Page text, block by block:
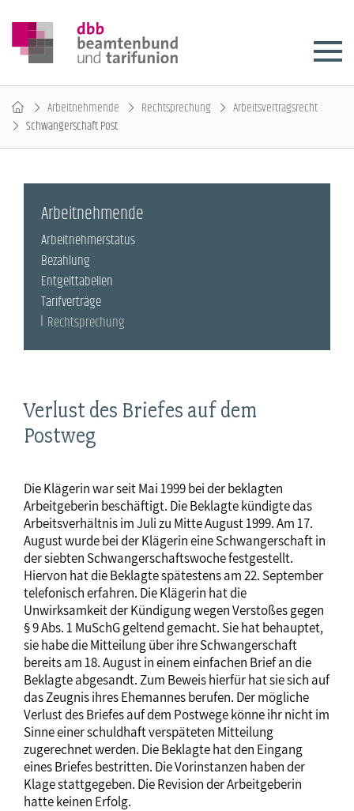
Arbeitnehmende Rechtsprechung
Arbeitsvertragsrecht
Schwangerschaft Post
Verlust des Briefes auf dem
Postweg
Die Klägerin war seit Mai 1999 bei der beklagten
Arbeitgeberin beschäftigt. Die Beklagte kündigte das
Arbeitsverhältnis im Juli zu Mitte August 1999. Am 17.
August wurde bei der Klägerin eine Schwangerschaft in
der siebten Schwangerschaftswoche festgestellt.
Hiervon hat die Beklagte spätestens am 22. September
telefonisch erfahren. Die Klägerin hat die
Unwirksamkeit der Kündigung wegen Verstoßes gegen
§ 9 Abs. 1 MuSchG geltend gemacht. Sie hat behauptet,
sie habe die Mitteilung über ihre Schwangerschaft
bereits am 18. August in einem einfachen Brief an die
Beklagte abgesandt. Zum Beweis hierfür hat sie sich auf
das Zeugnis ihres Ehemannes berufen. Der mögliche
Verlust des Briefes auf dem Postwege könne ihr nicht im
Sinne einer schuldhaft verspäteten Mitteilung
zugerechnet werden. Die Beklagte hat den Eingang
eines Briefes bestritten. Die Vorinstanzen haben der
Klage stattgegeben. Die Revision der Arbeitgeberin
hatte keinen Erfolg.
Arbeitnehmende
Arbeitnehmerstatus
Bezahlung
Entgelttabellen
Tarifverträge
Rechtsprechung